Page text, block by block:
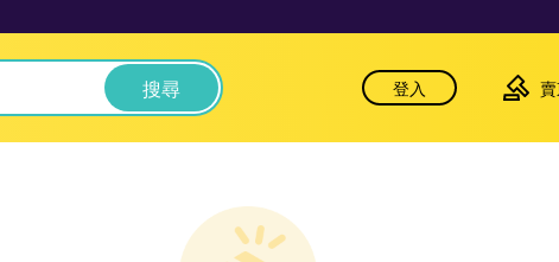
搜尋 登入